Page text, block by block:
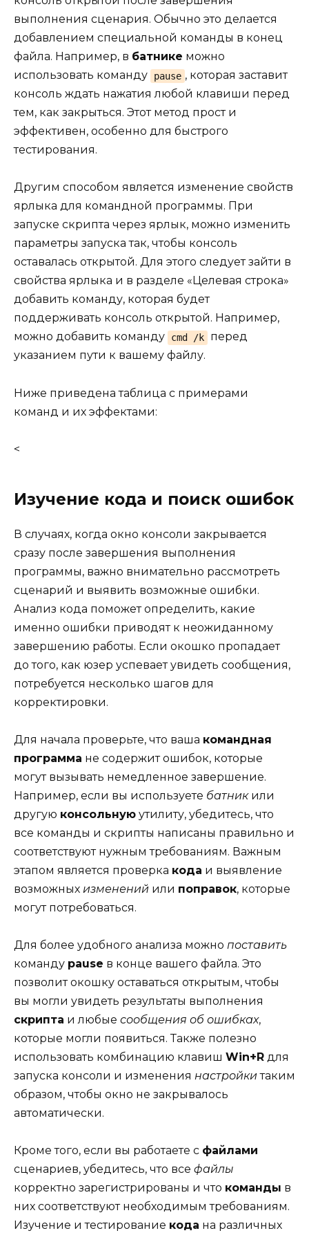
выполнения сценария. Обычно это делается
добавлением специальной команды в конец
файла. Например, в батнике можно
использовать команду
pause , которая заставит
консоль ждать нажатия любой клавиши перед
тем, как закрыться. Этот метод прост и
эффективен, особенно для быстрого
тестирования.
Другим способом является изменение свойств
ярлыка для командной программы. При
запуске скрипта через ярлык, можно изменить
параметры запуска так, чтобы консоль
оставалась открытой. Для этого следует зайти в
свойства ярлыка и в разделе «Целевая строка»
добавить команду, которая будет
поддерживать консоль открытой. Например,
можно добавить команду
cmd /k
перед
указанием пути к вашему файлу.
Ниже приведена таблица с примерами
команд и их эффектами:
<
Изучение кода и поиск ошибок
В случаях, когда окно консоли закрывается
сразу после завершения выполнения
программы, важно внимательно рассмотреть
сценарий и выявить возможные ошибки.
Анализ кода поможет определить, какие
именно ошибки приводят к неожиданному
завершению работы. Если окошко пропадает
до того, как юзер успевает увидеть сообщения,
потребуется несколько шагов для
корректировки.
Для начала проверьте, что ваша командная
программа не содержит ошибок, которые
могут вызывать немедленное завершение.
Например, если вы используете батникили
другую консольную утилиту, убедитесь, что
все команды и скрипты написаны правильно и
соответствуют нужным требованиям. Важным
этапом является проверка кода и выявление
возможных изменений или поправок, которые
могут потребоваться.
Для более удобного анализа можно поставить
команду pause в конце вашего файла. Это
позволит окошку оставаться открытым, чтобы
вы могли увидеть результаты выполнения
скрипта и любые сообщения об ошибках,
которые могли появиться. Также полезно
использовать комбинацию клавиш Win+R для
запуска консоли и изменения настройкитаким
образом, чтобы окно не закрывалось
автоматически.
Кроме того, если вы работаете с файлами
сценариев, убедитесь, что все файлы
корректно зарегистрированы и что команды в
них соответствуют необходимым требованиям.
Изучение и тестирование кода на различных